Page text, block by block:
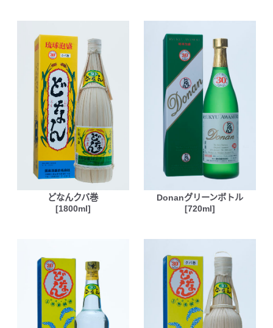
どなんクバ巻
[1800ml]
Donanグリーンボトル
[720ml]